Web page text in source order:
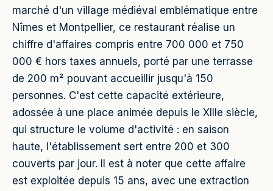
marché d'un village médiéval emblématique entre
Nîmes et Montpellier, ce restaurant réalise un
chiffre d'affaires compris entre 700 000 et 750
000 € hors taxes annuels, porté par une terrasse
de 200 m² pouvant accueillir jusqu'à 150
personnes. C'est cette capacité extérieure,
adossée à une place animée depuis le XIIIe siècle,
qui structure le volume d'activité : en saison
haute, l'établissement sert entre 200 et 300
couverts par jour. Il est à noter que cette affaire
est exploitée depuis 15 ans, avec une extraction